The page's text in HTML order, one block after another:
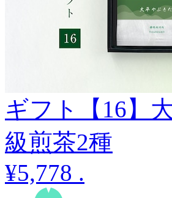
ギフト【16】
級煎茶2種
¥5,778 .